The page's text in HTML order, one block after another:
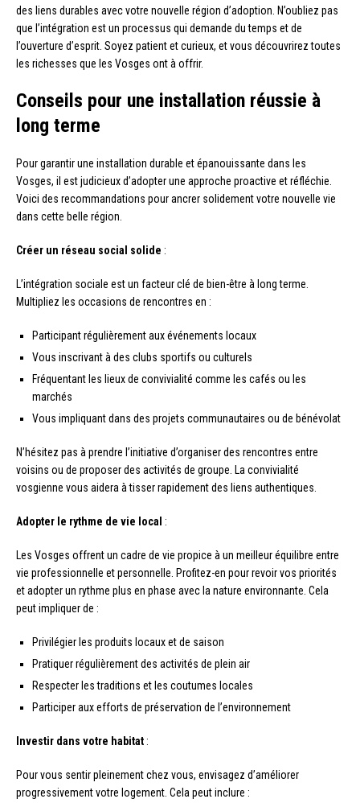
des liens durables avec votre nouvelle région d’adoption. N’oubliez pas
que l’intégration est un processus qui demande du temps et de
l’ouverture d’esprit. Soyez patient et curieux, et vous découvrirez toutes
les richesses que les Vosges ont à offrir.
Conseils pour une installation réussie à
long terme
Pour garantir une installation durable et épanouissante dans les
Vosges, il est judicieux d’adopter une approche proactive et réfléchie.
Voici des recommandations pour ancrer solidement votre nouvelle vie
dans cette belle région.
Créer un réseau social solide :
L’intégration sociale est un facteur clé de bien-être à long terme.
Multipliez les occasions de rencontres en :
Participant régulièrement aux événements locaux
Vous inscrivant à des clubs sportifs ou culturels
Fréquentant les lieux de convivialité comme les cafés ou les
marchés
Vous impliquant dans des projets communautaires ou de bénévolat
N’hésitez pas à prendre l’initiative d’organiser des rencontres entre
voisins ou de proposer des activités de groupe. La convivialité
vosgienne vous aidera à tisser rapidement des liens authentiques.
Adopter le rythme de vie local :
Les Vosges offrent un cadre de vie propice à un meilleur équilibre entre
vie professionnelle et personnelle. Profitez-en pour revoir vos priorités
et adopter un rythme plus en phase avec la nature environnante. Cela
peut impliquer de :
Privilégier les produits locaux et de saison
Pratiquer régulièrement des activités de plein air
Respecter les traditions et les coutumes locales
Participer aux efforts de préservation de l’environnement
Investir dans votre habitat :
Pour vous sentir pleinement chez vous, envisagez d’améliorer
progressivement votre logement. Cela peut inclure :